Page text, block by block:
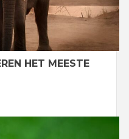
HET MEESTE